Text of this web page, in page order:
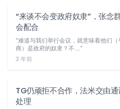
“来谈不会变政府奴隶”，张念
会配合
“难道与我们举行会议，就意味着他们（
商）是政府的奴隶？不……”
3 年前
TG仍顽拒不合作，法米交由
处理